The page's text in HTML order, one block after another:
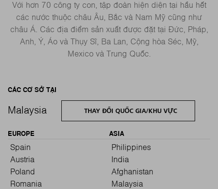
Với hơn 70 công ty con, tập đoàn hiện diện tại hầu hết
các nước thuộc châu Âu, Bắc và Nam Mỹ cũng như
châu Á. Các địa điểm sản xuất được đặt tại Đức, Pháp,
Anh, Ý, Áo và Thụy Sĩ, Ba Lan, Cộng hòa Séc, Mỹ,
Mexico và Trung Quốc.
CÁC CƠ SỞ TẠI
Malaysia THAY ĐỔI QUỐC GIA/KHU VỰC
EUROPE
Spain
Austria
Poland
Romania
ASIA
Philippines
India
Afghanistan
Malaysia